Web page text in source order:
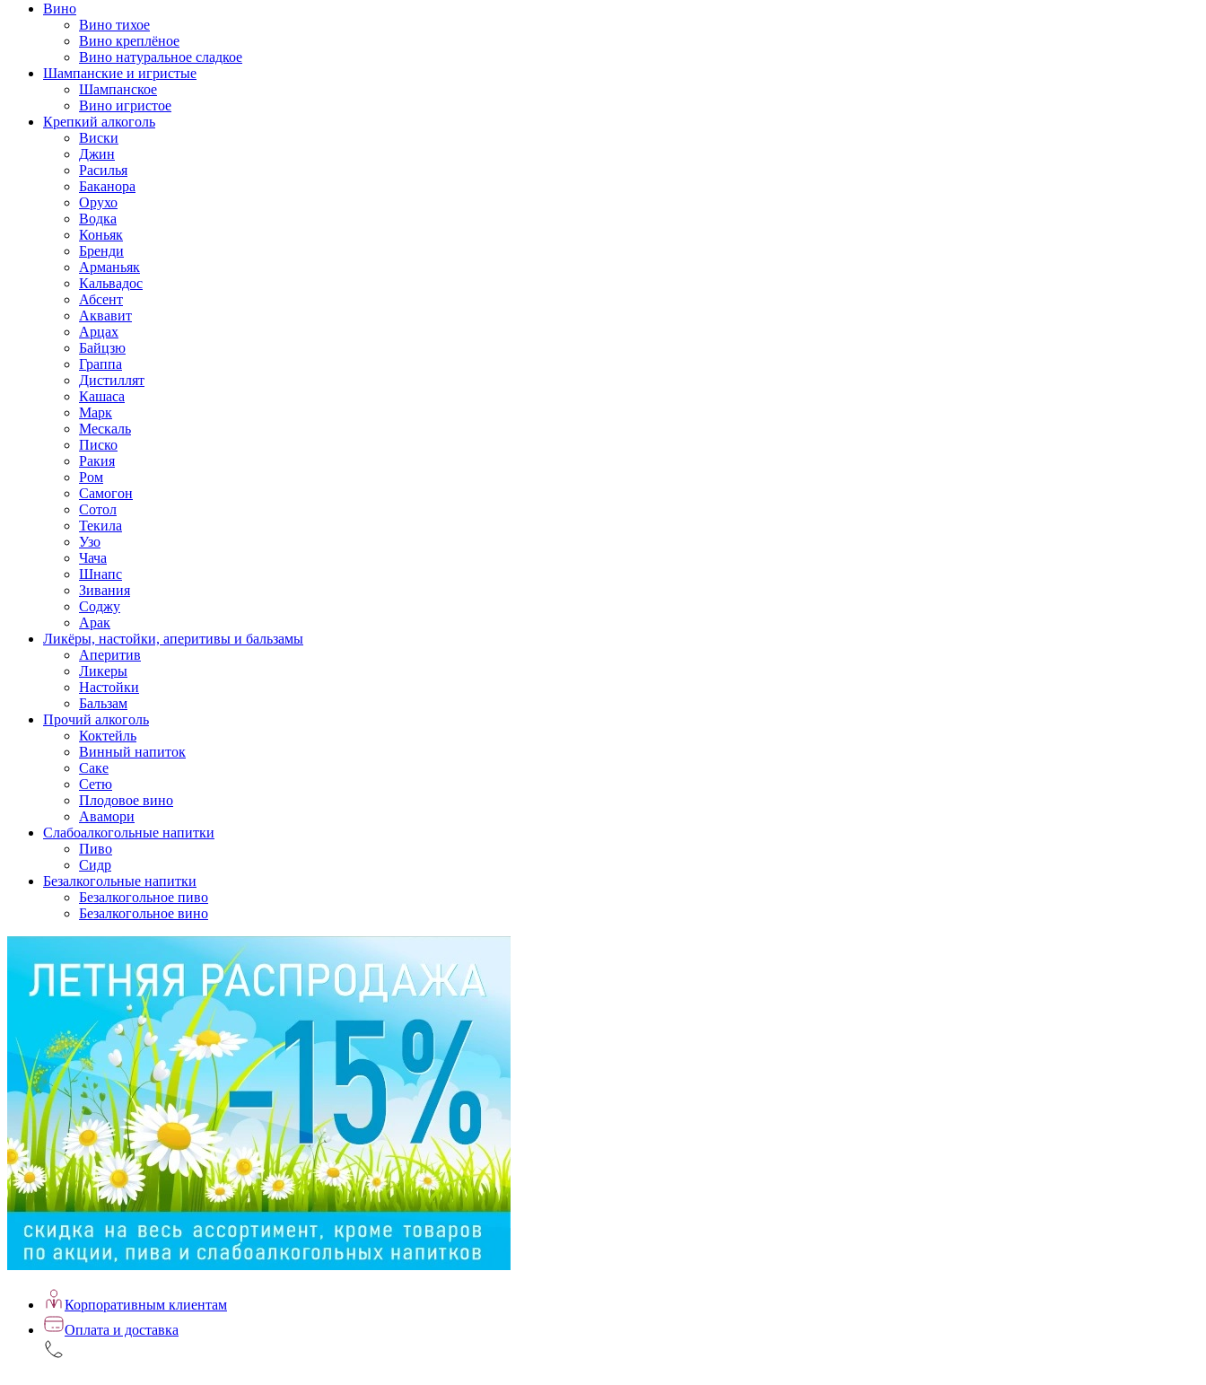
Вино
Вино тихое
Вино креплёное
Вино натуральное сладкое
Шампанские и игристые
Шампанское
Вино игристое
Крепкий алкоголь
Виски
Джин
Расилья
Баканора
Орухо
Водка
Коньяк
Бренди
Арманьяк
Кальвадос
Абсент
Аквавит
Арцах
Байцзю
Граппа
Дистиллят
Кашаса
Марк
Мескаль
Писко
Ракия
Ром
Самогон
Сотол
Текила
Узо
Чача
Шнапс
Зивания
Соджу
Арак
Ликёры, настойки, аперитивы и бальзамы
Аперитив
Ликеры
Настойки
Бальзам
Прочий алкоголь
Коктейль
Винный напиток
Саке
Сетю
Плодовое вино
Авамори
Слабоалкогольные напитки
Пиво
Сидр
Безалкогольные напитки
Безалкогольное пиво
Безалкогольное вино
Корпоративным клиентам
Оплата и доставка